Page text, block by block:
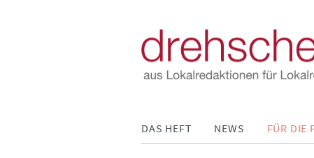
DAS HEFT NEWS FÜR DIE